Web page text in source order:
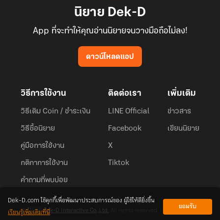
นิยาย Dek-D
App ที่จะทำให้คุณอ่านนิยายจนวางมือถือไม่ลง!
ดาวน์โหลดแอป
วิธีการใช้งาน
วิธีเติม Coin / ชำระเงิน
วิธีซื้อนิยาย
คู่มือการใช้งาน
กติกาการใช้งาน
คำถามที่พบบ่อย
ติดต่อเรา
LINE Official
Facebook
X
Tiktok
เพิ่มเติม
ข่าวสาร
เขียนนิยาย
© 2026Dek-D Interactive Co.,Ltd.
Dek-D.com ใช้คุกกี้เพื่อพัฒนาประสบการณ์ของ ผู้ใช้ให้ดียิ่งขึ้น
เรียนรู้เพิ่มเติมที่นี่
ยอมรับ